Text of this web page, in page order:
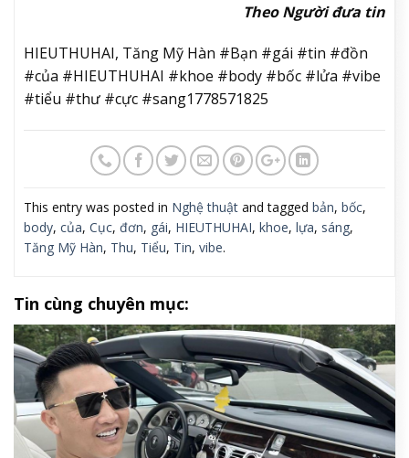
Theo Người đưa tin
HIEUTHUHAI, Tăng Mỹ Hàn #Bạn #gái #tin #đồn
#của #HIEUTHUHAI #khoe #body #bốc #lửa #vibe
#tiểu #thư #cực #sang1778571825
This entry was posted in Nghệ thuật and tagged bản, bốc,
body, của, Cục, đơn, gái, HIEUTHUHAI, khoe, lựa, sáng,
Tăng Mỹ Hàn, Thu, Tiểu, Tin, vibe.
Tin cùng chuyên mục: